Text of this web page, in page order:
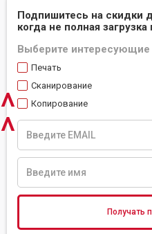
Подпишитесь на скидки
когда не полная
Выберите интересующие
Печать
Сканирование
Копирование
^
^